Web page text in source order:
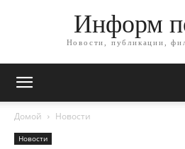
Информ
Новости, публикации,
Домой Новости
Новости